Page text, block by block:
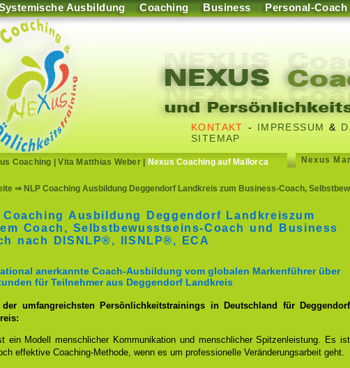
Ausbildung Coaching Business Personal-
KONTAKT - IMPRESSUM &
SITEMAP
Coaching |Vita Matthias Weber| Nexus Coaching auf Mallorca Nexus
⇒ NLP Coaching Ausbildung Deggendorf Landkreis zum Business-Coach,
Coaching Ausbildung Deggendorf Landkreiszum
Coach, Selbstbewusstseins-Coach und Business
nach DISNLP®, IISNLP®, ECA
anerkannte Coach-Ausbildung vom globalen Markenführer über
für Teilnehmer aus Deggendorf Landkreis
der umfangreichsten Persönlichkeitstrainings in Deutschland für Deggendorf
ein Modell menschlicher Kommunikation und menschlicher Spitzenleistung. Es ist
effektive Coaching-Methode, wenn es um professionelle Veränderungsarbeit geht.